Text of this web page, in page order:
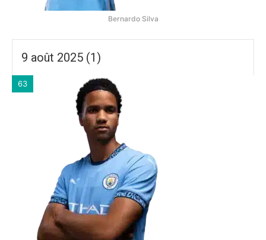
Bernardo Silva
9 août 2025 (1)
63